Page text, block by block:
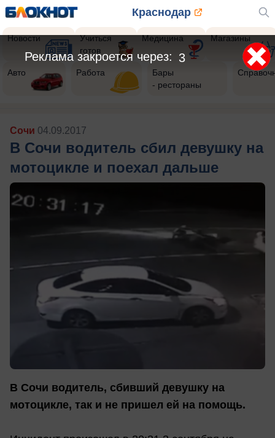
Краснодар
Новости
Учиться
готов
Медицина Магазины
Авто Работа
Бары
- рестораны
Сочи 04.09.2017
В Сочи водитель сбил девушку на
мотоцикле и поехал дальше
В Сочи водитель, сбивший девушку на
мотоцикле, так и не пришел ей на помощь.
1
Реклама закроется через: